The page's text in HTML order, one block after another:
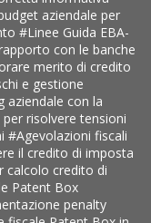
aziendale per
#Linee Guida EBA-
con le banche
merito di credito
e gestione
aziendale con la
risolvere tensioni
#Agevolazioni fiscali
il credito di imposta
calcolo credito di
Patent Box
penalty